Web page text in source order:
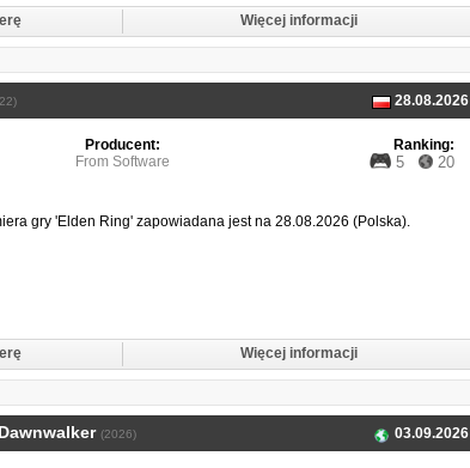
Więcej informacji
28.08.2026
Producent:
From Software
Ranking:
5 20
gry 'Elden Ring' zapowiadana jest na 28.08.2026 (Polska).
Więcej informacji
(2026) 03.09.2026